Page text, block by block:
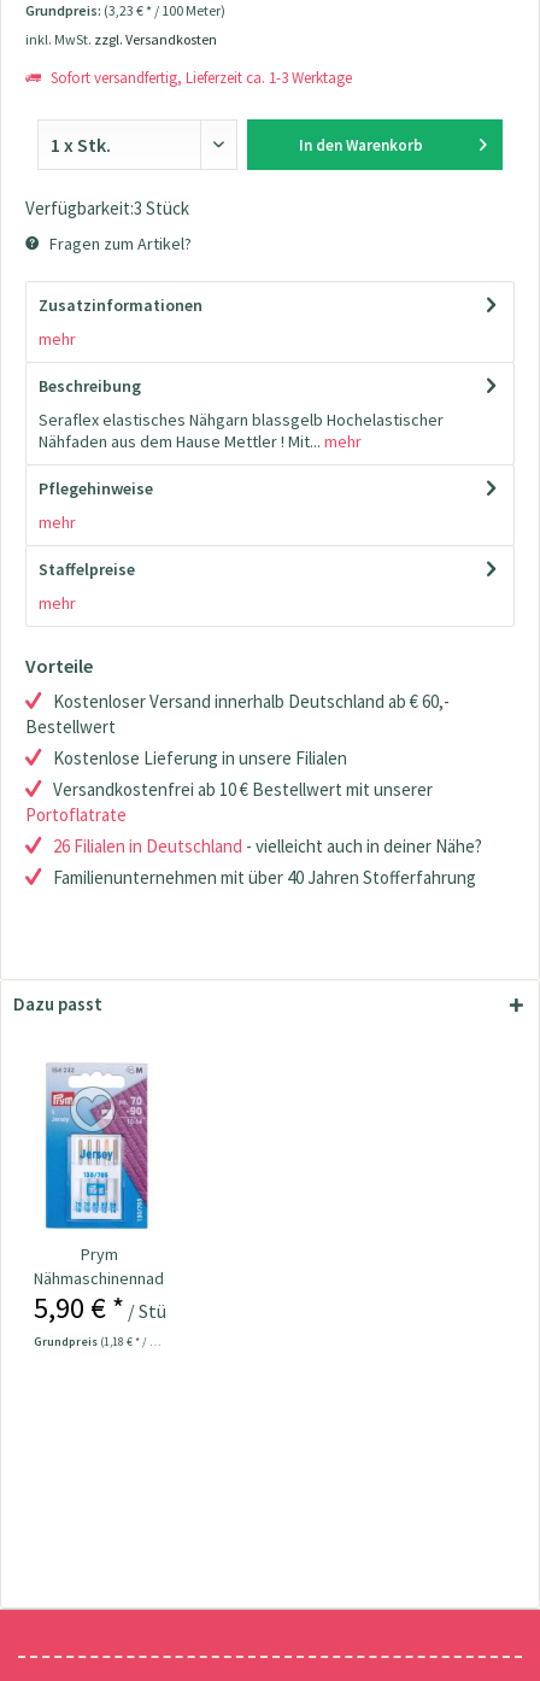
Grundpreis: (3,23 € * / 100 Meter)
inkl. MwSt. zzgl. Versandkosten
Sofort versandfertig, Lieferzeit ca. 1-3 Werktage
In den Warenkorb
Verfügbarkeit:3 Stück
Fragen zum Artikel?
Zusatzinformationen
mehr
Beschreibung
Seraflex elastisches Nähgarn blassgelb Hochelastischer
Nähfaden aus dem Hause Mettler ! Mit... mehr
Pflegehinweise
mehr
Staffelpreise
mehr
Vorteile
Kostenloser Versand innerhalb Deutschland ab € 60,-
Bestellwert
Kostenlose Lieferung in unsere Filialen
Versandkostenfrei ab 10 € Bestellwert mit unserer
Portoflatrate
26 Filialen in Deutschland - vielleicht auch in deiner Nähe?
Familienunternehmen mit über 40 Jahren Stofferfahrung
Dazu passt
Prym
Nähmaschinennadeln
130/705 Jersey
5,90 € * / Stück
Grundpreis (1,18 € * / 1 Stück)